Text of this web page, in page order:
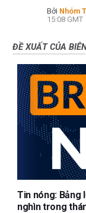
Bởi Nhóm
15:08 GMT
ĐỀ XUẤT CỦA
Tin nóng: Bảng
nghìn trong